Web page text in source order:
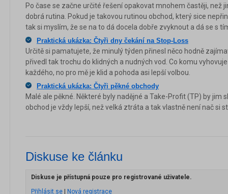
Po čase se začne určité řešení opakovat mnohem častěji, než
dobrá rutina. Pokud je takovou rutinou obchod, který sice
tak si myslím, že se na to dá docela dobře zvyknout a dá se s
Praktická ukázka: Čtyři dny čekání na Stop-Loss
Určitě si pamatujete, že minulý týden přinesl něco hodně
přivedl tak trochu do klidných a nudných vod. Co komu
každého, no pro mě je klid a pohoda asi lepší volbou.
Praktická ukázka: Čtyři pěkné obchody
Malé ale pěkné. Některé byly nadějné a Take-Profit (TP) by jim
obchod je vždy lepší, než velká ztráta a tak vlastně není nač si
Diskuse ke článku
Diskuse je přístupná pouze pro registrované uživatele.
Přihlásit se
Nová registrace